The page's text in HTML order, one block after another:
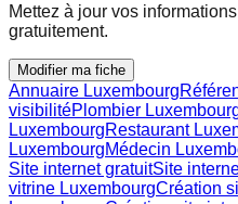
Mettez à jour vos
gratuitement.
Modifier ma fiche
Annuaire Luxembourg
visibilitéPlombier
LuxembourgRestaurant
LuxembourgMédecin
Site internet gratuitSite
vitrine LuxembourgCréation